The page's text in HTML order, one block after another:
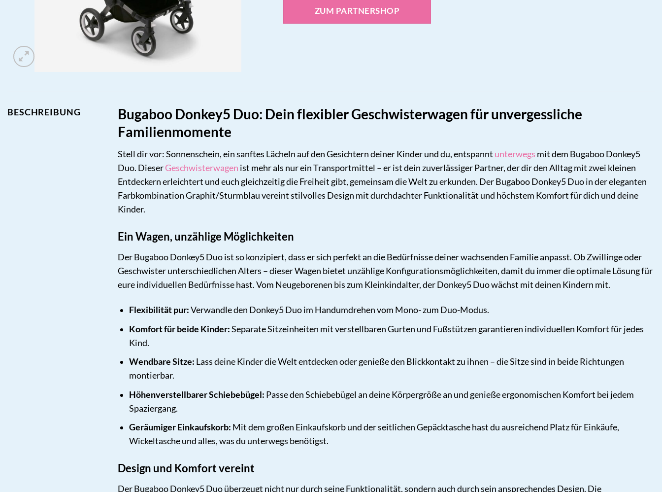
ZUM PARTNERSHOP
BESCHREIBUNG
Bugaboo Donkey5 Duo: Dein flexibler Geschwisterwagen für unvergessliche
Familienmomente
Stell dir vor: Sonnenschein, ein sanftes Lächeln auf den Gesichtern deiner Kinder und du, entspannt unterwegs mit dem Bugaboo Donkey5
Duo. DieserGeschwisterwagen ist mehr als nur ein Transportmittel – er ist dein zuverlässiger Partner, der dir den Alltag mit zwei kleinen
Entdeckern erleichtert und euch gleichzeitig die Freiheit gibt, gemeinsam die Welt zu erkunden. Der Bugaboo Donkey5 Duo in der eleganten
Farbkombination Graphit/Sturmblau vereint stilvolles Design mit durchdachter Funktionalität und höchstem Komfort für dich und deine
Kinder.
Ein Wagen, unzählige Möglichkeiten
Der Bugaboo Donkey5 Duo ist so konzipiert, dass er sich perfekt an die Bedürfnisse deiner wachsenden Familie anpasst. Ob Zwillinge oder
Geschwister unterschiedlichen Alters – dieser Wagen bietet unzählige Konfigurationsmöglichkeiten, damit du immer die optimale Lösung für
eure individuellen Bedürfnisse hast. Vom Neugeborenen bis zum Kleinkindalter, der Donkey5 Duo wächst mit deinen Kindern mit.
Flexibilität pur:Verwandle den Donkey5 Duo im Handumdrehen vom Mono- zum Duo-Modus.
Komfort für beide Kinder:Separate Sitzeinheiten mit verstellbaren Gurten und Fußstützen garantieren individuellen Komfort für jedes
Kind.
Wendbare Sitze: Lass deine Kinder die Welt entdecken oder genieße den Blickkontakt zu ihnen – die Sitze sind in beide Richtungen
montierbar.
Höhenverstellbarer Schiebebügel: Passe den Schiebebügel an deine Körpergröße an und genieße ergonomischen Komfort bei jedem
Spaziergang.
Geräumiger Einkaufskorb: Mit dem großen Einkaufskorb und der seitlichen Gepäcktasche hast du ausreichend Platz für Einkäufe,
Wickeltasche und alles, was du unterwegs benötigst.
Design und Komfort vereint
Der Bugaboo Donkey5 Duo überzeugt nicht nur durch seine Funktionalität, sondern auch durch sein ansprechendes Design. Die